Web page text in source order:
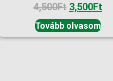
4,500Ft 3,500Ft
Tovább olvasom